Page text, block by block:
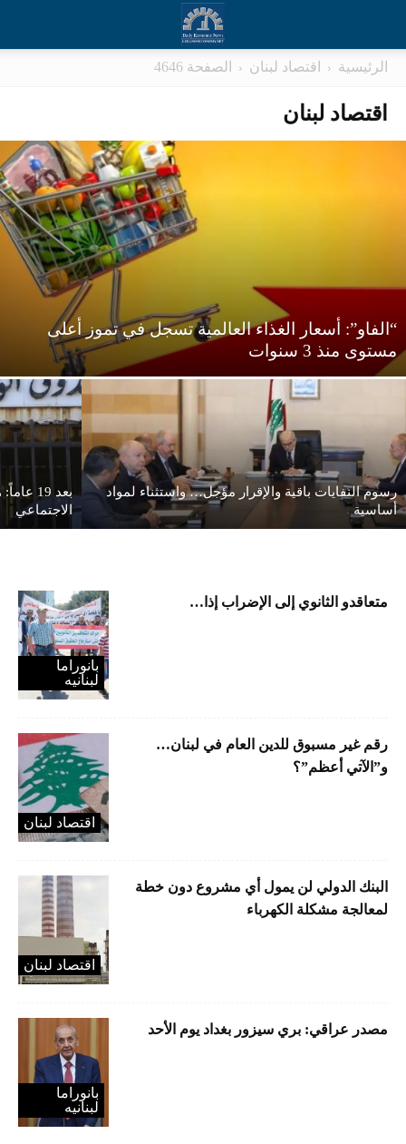
الرئيسية اقتصاد لبنان الصفحة 4646
اقتصاد لبنان
“الفاو”: أسعار الغذاء العالمية تسجل في تموز أعلى
مستوى منذ 3 سنوات
رسوم النفايات باقية والإقرار مؤجل… واستثناء لمواد
أساسية
بعد
الاجتماعي
بانوراما
لبنانیه
متعاقدو الثانوي إلى الإضراب إذا…
اقتصاد لبنان
رقم غير مسبوق للدين العام في لبنان…
و”الآتي أعظم”؟
اقتصاد لبنان
البنك الدولي لن يمول أي مشروع دون خطة
لمعالجة مشكلة الكهرباء
بانوراما
لبنانیه
مصدر عراقي: بري سيزور بغداد يوم الأحد